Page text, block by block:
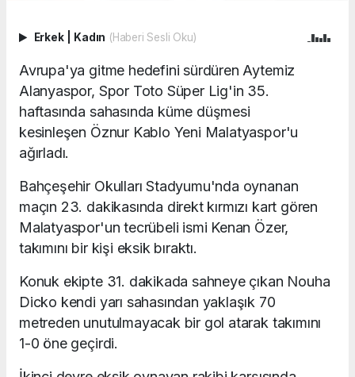
Erkek Kadın (Haberi Sesli Oku)
Avrupa'ya gitme hedefini sürdüren Aytemiz
Alanyaspor, Spor Toto Süper Lig'in 35.
haftasında sahasında küme düşmesi
kesinleşen Öznur Kablo Yeni Malatyaspor'u
ağırladı.
Bahçeşehir Okulları Stadyumu'nda oynanan
maçın 23. dakikasında direkt kırmızı kart gören
Malatyaspor'un tecrübeli ismi Kenan Özer,
takımını bir kişi eksik bıraktı.
Konuk ekipte 31. dakikada sahneye çıkan Nouha
Dicko kendi yarı sahasından yaklaşık 70
metreden unutulmayacak bir gol atarak takımını
1-0 öne geçirdi.